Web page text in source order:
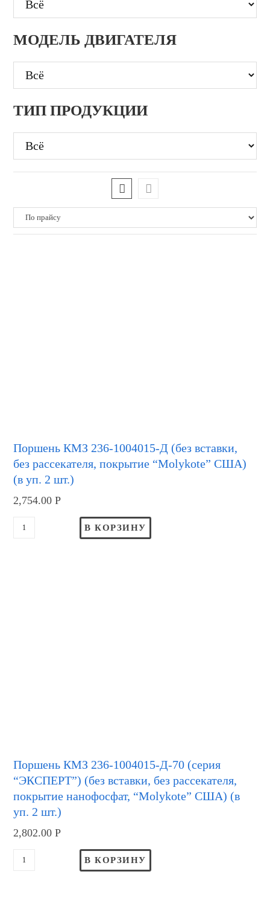
МОДЕЛЬ ДВИГАТЕЛЯ
ТИП ПРОДУКЦИИ
Поршень КМЗ 236-1004015-Д (без вставки,
без рассекателя, покрытие “Molykote” США)
(в уп. 2 шт.)
2,754.00Р
В КОРЗИНУ
Поршень КМЗ 236-1004015-Д-70 (серия
“ЭКСПЕРТ”) (без вставки, без рассекателя,
покрытие нанофосфат, “Molykote” США) (в
уп. 2 шт.)
2,802.00Р
В КОРЗИНУ